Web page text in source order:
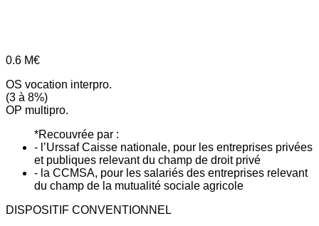
0.6 M€
OS vocation interpro.
(3 à 8%)
OP multipro.
*Recouvrée par :
- l’Urssaf Caisse nationale, pour les entreprises privées
et publiques relevant du champ de droit privé
- la CCMSA, pour les salariés des entreprises relevant
du champ de la mutualité sociale agricole
DISPOSITIF CONVENTIONNEL